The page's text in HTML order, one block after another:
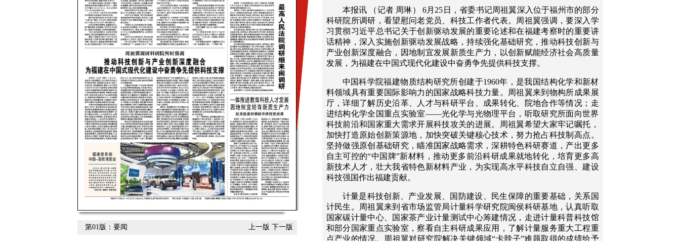
第01版：要闻 上一版 下一版
本报讯 （记者 周琳） 6月25日，省委书记周祖翼深入位于福州市的部分
科研院所调研，看望慰问老党员、科技工作者代表。周祖翼强调，要深入学
习贯彻习近平总书记关于创新驱动发展的重要论述和在福建考察时的重要讲
话精神，深入实施创新驱动发展战略，持续强化基础研究，推动科技创新与
产业创新深度融合，因地制宜发展新质生产力，以创新赋能经济社会高质量
发展，为福建在中国式现代化建设中奋勇争先提供科技支撑。
中国科学院福建物质结构研究所创建于1960年，是我国结构化学和新材
料领域具有重要国际影响力的国家战略科技力量。周祖翼来到物构所成果展
厅，详细了解历史沿革、人才与科研平台、成果转化、院地合作等情况；走
进结构化学全国重点实验室——光化学与光物理平台，听取研究所面向世界
科技前沿和国家重大需求开展科技攻关的进展。周祖翼希望大家牢记嘱托，
加快打造原始创新策源地，加快突破关键核心技术，努力抢占科技制高点。
坚持做强原创基础研究，瞄准国家战略需求，深耕特色科研赛道，产出更多
自主可控的“中国牌”新材料，推动更多前沿科研成果就地转化，培育更多高
新技术人才，壮大我省特色新材料产业，为实现高水平科技自立自强、建设
科技强国作出福建贡献。
计量是科技创新、产业发展、国防建设、民生保障的重要基础，关系国
计民生。周祖翼来到省市场监管局计量科学研究院闽侯科研基地，认真听取
国家碳计量中心、国家茶产业计量测试中心筹建情况，走进计量科普科技馆
和部分国家重点实验室，察看自主科研成果应用，了解计量服务重大工程重
点产业的情况。周祖翼对研究院解决关键领域“卡脖子”难题取得的成绩给予